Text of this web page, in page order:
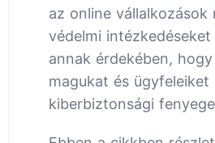
az online vállalkozások
védelmi
annak érdekében,
magukat és ügyfeleiket
kiberbiztonsági